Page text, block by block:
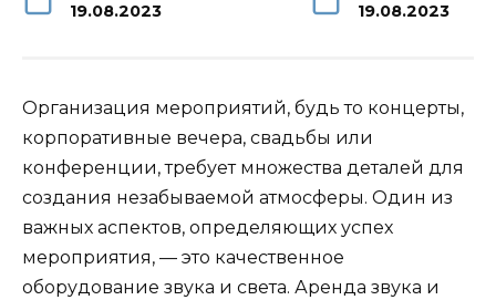
19.08.2023 19.08.2023
Организация мероприятий, будь то концерты,
корпоративные вечера, свадьбы или
конференции, требует множества деталей для
создания незабываемой атмосферы. Один из
важных аспектов, определяющих успех
мероприятия, — это качественное
оборудование звука и света. Аренда звука и